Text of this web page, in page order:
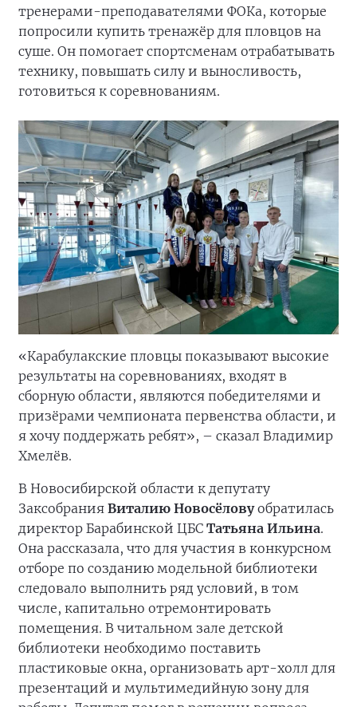
тренерами-преподавателями ФОКа, которые
попросили купить тренажёр для пловцов на
суше. Он помогает спортсменам отрабатывать
технику, повышать силу и выносливость,
готовиться к соревнованиям.
«Карабулакские пловцы показывают высокие
результаты на соревнованиях, входят в
сборную области, являются победителями и
призёрами чемпионата первенства области, и
я хочу поддержать ребят», – сказал Владимир
Хмелёв.
В Новосибирской области к депутату
Заксобрания Виталию Новосёловуобратилась
директор Барабинской ЦБС Татьяна Ильина.
Она рассказала, что для участия в конкурсном
отборе по созданию модельной библиотеки
следовало выполнить ряд условий, в том
числе, капитально отремонтировать
помещения. В читальном зале детской
библиотеки необходимо поставить
пластиковые окна, организовать арт-холл для
презентаций и мультимедийную зону для